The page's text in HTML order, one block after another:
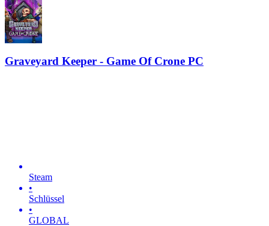
Graveyard Keeper - Game Of Crone PC
Steam
•
Schlüssel
•
GLOBAL